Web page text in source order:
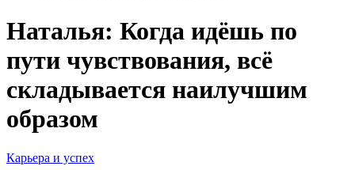
Наталья: Когда идёшь по
пути чувствования, всё
складывается наилучшим
образом
Карьера и успех